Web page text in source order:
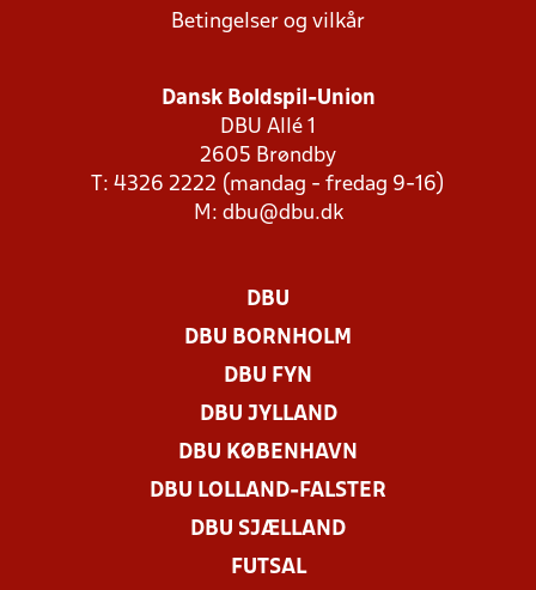
Betingelser og vilkår
Dansk Boldspil-Union
DBU Allé 1
2605 Brøndby
T: 4326 2222 (mandag - fredag 9-16)
M: dbu@dbu.dk
DBU
DBU BORNHOLM
DBU FYN
DBU JYLLAND
DBU KØBENHAVN
DBU LOLLAND-FALSTER
DBU SJÆLLAND
FUTSAL